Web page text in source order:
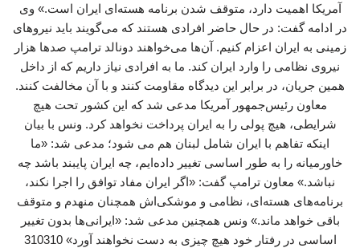
آمریکا اهمیت دارد، متوقف شدن برنامه هسته‌ای ایران است.» وی
در ادامه گفت: در حال حاضر افرادی هستند که می‌گویند باید نیروهای
زمینی به ایران اعزام کنیم. آن‌ها می‌خواهند دونالد ترامپ صدها هزار
نیروی نظامی را وارد ایران کند. ما به افرادی نیاز داریم که از داخل
همین جریان، در برابر این دیدگاه مقاومت کنند و با آن مخالفت کنند.
معاون رئیس‌جمهور آمریکا مدعی شد که این کشور تحت هیچ
شرایطی، هیچ پولی را به ایران پرداخت نخواهد کرد. ونس با بیان
اینکه تفاهم با ایران شامل لبنان هم می شود؛ مدعی شد: «ما
خاورمیانه را به طور اساسی تغییر داده‌ایم، چه ایران پایبند باشد چه
نباشد.» معاون ترامپ گفت: «اگر ایران مفاد توافق را اجرا نکند،
برنامه‌های هسته‌ای، نظامی و موشکی‌اش همچنان منهدم و متوقف
باقی خواهد ماند.» ونس همچنین مدعی شد: «ایرانی‌ها بدون تغییر
اساسی در رفتار خود هیچ چیزی به دست نخواهند آورد» 310310